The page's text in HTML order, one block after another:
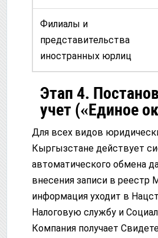
Филиалы и
представительства
иностранных юрлиц
Этап 4.
учет («Единое
Для всех видов
Кыргызстане действует
автоматического обмена
внесения записи в реестр
информация уходит в
Налоговую службу и
Компания получает